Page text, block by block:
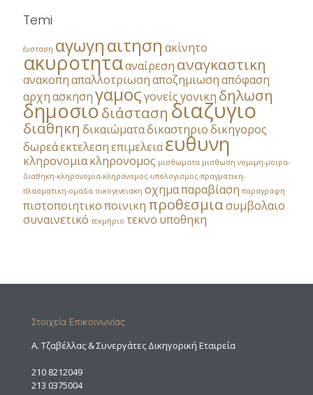
Temi
ένσταση αγωγηαιτηση ακίνητο
ακυροτητααναίρεση αναγκαστικη
ανακοπηαπαλλοτριωσηαποζημιωσηαπόφαση
αρχηασκησηγαμοςγονείςγονικη δηλωση
δημοσιοδιάσταση διαζυγιο
διαθηκη δικαιώματαδικαστηριοδικηγορος
δωρεάεκτελεσηεπιμελειαευθυνη
κληρονομιακληρονομος μισθωματα μισθωση νομιμη-μοιρα-
διαθηκη-κληρονομια-κληρονομος-υπολογισμος-πραγματικη-
πλασματικη-ομαδα οικογενειακη οχημαπαραβίαση παραγραφη
πιστοποιητικοποινικη προθεσμιασυμβολαιο
συναινετικό τεκμήριο τεκνο υποθηκη
Στοιχεία Επικοινωνίας
A. Τζαβέλλας & Συνεργάτες Δικηγορική Εταιρεία
210 8212049
213 0375004